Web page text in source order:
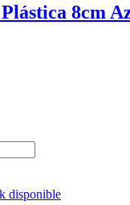
8cm
disponible